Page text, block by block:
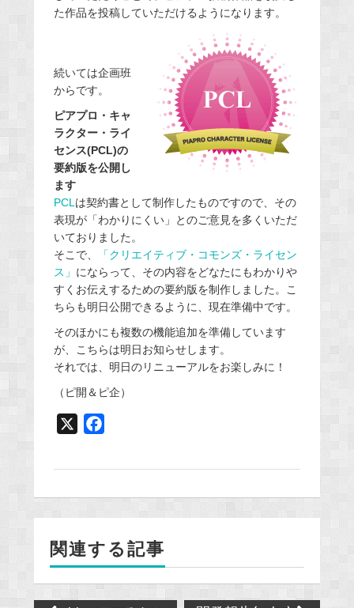
た作品を投稿していただけるようになります。
続いては企画班
からです。
ピアプロ・キャ
ラクター・ライ
センス(PCL)の
要約版を公開し
ます
PCLは契約書として制作したものですので、その
表現が「わかりにくい」とのご意見を多くいただ
いておりました。
そこで、
「クリエイティブ・コモンズ・ライセン
ス」 にならって、その内容をどなたにもわかりや
すくお伝えするための要約版を制作しました。こ
ちらも明日公開できるように、現在準備中です。
そのほかにも複数の機能追加を準備しています
が、こちらは明日お知らせします。
それでは、明日のリニューアルをお楽しみに！
（ピ開＆ピ企）
o
k
関連する記事